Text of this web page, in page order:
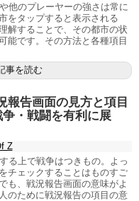
他のプレーヤーの強さは常に
をタップすると表示される
解することで、その都市の状
能です。その方法と各種項目
事を読む
報告画面の見方と項目
・戦闘を有利に展
Z
る上で戦争はつきもの。よっ
チェックすることはものすご
も、戦況報告画面の意味がよ
のために戦況報告の項目の意